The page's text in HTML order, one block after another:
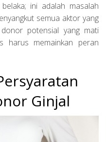
ini adalah masalah
semua aktor yang
potensial yang mati
harus memainkan peran
Ginjal